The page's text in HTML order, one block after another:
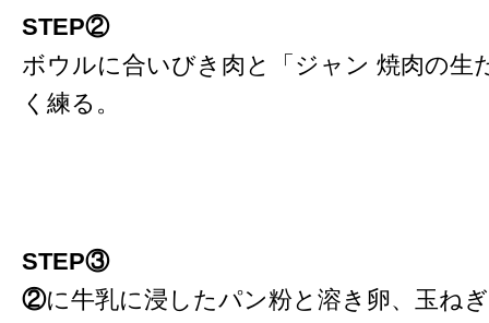
STEP②
ボウルに合いびき肉と「ジャン 焼肉の生
く練る。
STEP③
②に牛乳に浸したパン粉と溶き卵、玉ね